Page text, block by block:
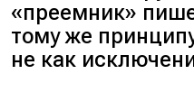
«преемник»
тому же
не как